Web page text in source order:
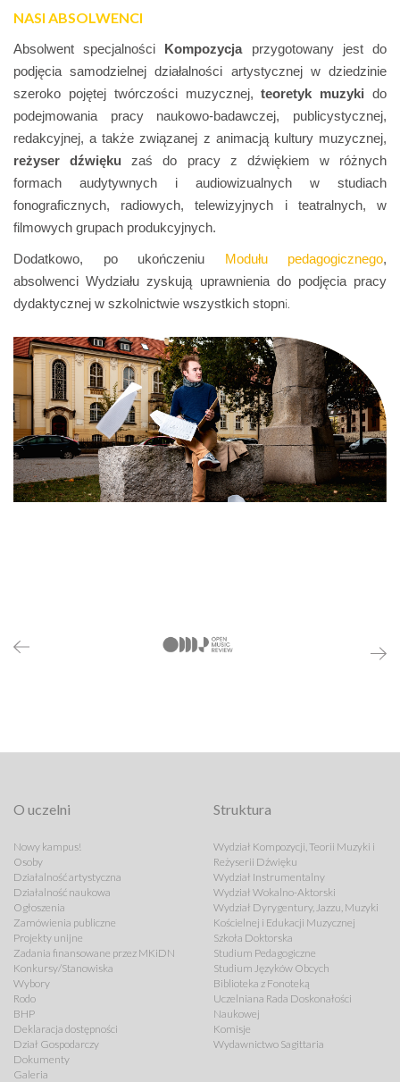
NASI ABSOLWENCI
Absolwent specjalności Kompozycjaprzygotowany jest do
podjęcia samodzielnej działalności artystycznej w dziedzinie
szeroko pojętej twórczości muzycznej,teoretyk muzyki do
podejmowania pracy naukowo-badawczej, publicystycznej,
redakcyjnej, a także związanej z animacją kultury muzycznej,
reżyser dźwięku zaś do pracy z dźwiękiem w różnych
formach audytywnych i audiowizualnych w studiach
fonograficznych, radiowych, telewizyjnych i teatralnych, w
filmowych grupach produkcyjnych.
Dodatkowo, po ukończeniu Modułu pedagogicznego,
absolwenci Wydziału zyskują uprawnienia do podjęcia pracy
dydaktycznej w szkolnictwie wszystkich stopni.
O uczelni
Nowy kampus!
Osoby
Działalność artystyczna
Działalność naukowa
Ogłoszenia
Zamówienia publiczne
Projekty unijne
Zadania finansowane przez MKiDN
Konkursy/Stanowiska
Wybory
Rodo
BHP
Deklaracja dostępności
Dział Gospodarczy
Dokumenty
Galeria
Struktura
Wydział Kompozycji, Teorii Muzyki i
Reżyserii Dźwięku
Wydział Instrumentalny
Wydział Wokalno-Aktorski
Wydział Dyrygentury, Jazzu, Muzyki
Kościelnej i Edukacji Muzycznej
Szkoła Doktorska
Studium Pedagogiczne
Studium Języków Obcych
Biblioteka z Fonoteką
Uczelniana Rada Doskonałości
Naukowej
Komisje
Wydawnictwo Sagittaria